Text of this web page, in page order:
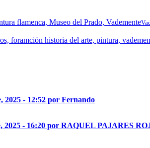
2025 - 12:52 por Fernando
2025 - 16:20 por RAQUEL PAJARES